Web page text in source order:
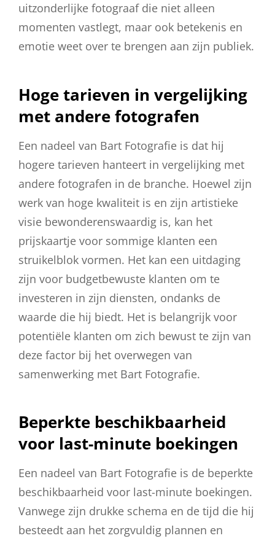
uitzonderlijke fotograaf die niet alleen
momenten vastlegt, maar ook betekenis en
emotie weet over te brengen aan zijn publiek.
Hoge tarieven in vergelijking
met andere fotografen
Een nadeel van Bart Fotografie is dat hij
hogere tarieven hanteert in vergelijking met
andere fotografen in de branche. Hoewel zijn
werk van hoge kwaliteit is en zijn artistieke
visie bewonderenswaardig is, kan het
prijskaartje voor sommige klanten een
struikelblok vormen. Het kan een uitdaging
zijn voor budgetbewuste klanten om te
investeren in zijn diensten, ondanks de
waarde die hij biedt. Het is belangrijk voor
potentiële klanten om zich bewust te zijn van
deze factor bij het overwegen van
samenwerking met Bart Fotografie.
Beperkte beschikbaarheid
voor last-minute boekingen
Een nadeel van Bart Fotografie is de beperkte
beschikbaarheid voor last-minute boekingen.
Vanwege zijn drukke schema en de tijd die hij
besteedt aan het zorgvuldig plannen en